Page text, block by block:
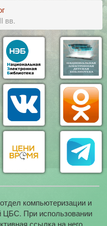
вв.
компьютеризации и
ЦБС. При использовании